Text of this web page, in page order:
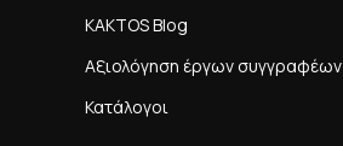
KAKTOS Blog
Αξιολόγηση έργων συγγραφέων
Κατάλογοι